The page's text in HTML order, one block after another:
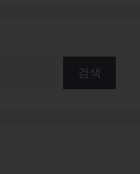
검색